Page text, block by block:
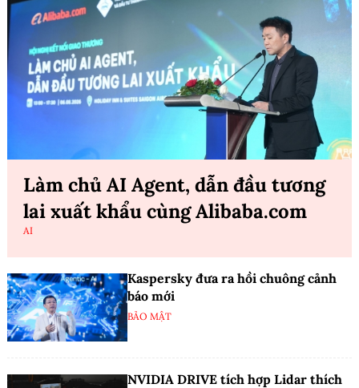
Làm chủ AI Agent, dẫn đầu tương
lai xuất khẩu cùng Alibaba.com
AI
Kaspersky đưa ra hồi chuông cảnh
báo mới
BẢO MẬT
NVIDIA DRIVE tích hợp Lidar thích